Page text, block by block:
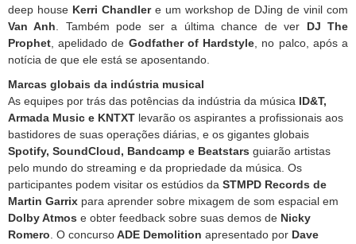
deep house Kerri Chandlere um workshop de DJing de vinil com
Van Anh . Também pode ser a última chance de ver DJ The
Prophet , apelidado de Godfather of Hardstyle , no palco, após a
notícia de que ele está se aposentando.
Marcas globais da indústria musical
As equipes por trás das potências da indústria da música ID&T,
Armada Music e KNTXT levarão os aspirantes a profissionais aos
bastidores de suas operações diárias, e os gigantes globais
Spotify, SoundCloud, Bandcamp e Beatstars guiarão artistas
pelo mundo do streaming e da propriedade da música. Os
participantes podem visitar os estúdios da STMPD Records de
Martin Garrix para aprender sobre mixagem de som espacial em
Dolby Atmos e obter feedback sobre suas demos de Nicky
Romero . O concursoADE Demolition apresentado por Dave